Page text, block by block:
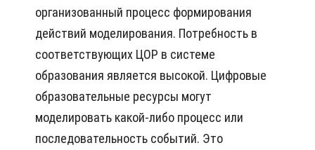
организованный процесс формирования
действий моделирования. Потребность в
соответствующих ЦОР в системе
образования является высокой. Цифровые
образовательные ресурсы могут
моделировать какой-либо процесс или
последовательность событий. Это